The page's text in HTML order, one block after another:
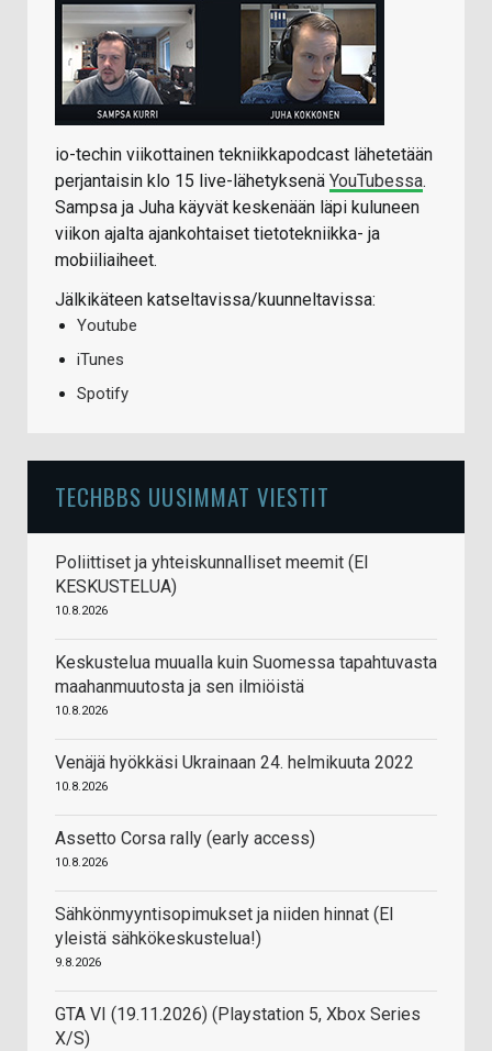
io-techin viikottainen tekniikkapodcast lähetetään
perjantaisin klo 15 live-lähetyksenä YouTubessa.
Sampsa ja Juha käyvät keskenään läpi kuluneen
viikon ajalta ajankohtaiset tietotekniikka- ja
mobiiliaiheet.
Jälkikäteen katseltavissa/kuunneltavissa:
Youtube
iTunes
Spotify
TECHBBS UUSIMMAT VIESTIT
Poliittiset ja yhteiskunnalliset meemit (EI
KESKUSTELUA)
10.8.2026
Keskustelua muualla kuin Suomessa tapahtuvasta
maahanmuutosta ja sen ilmiöistä
10.8.2026
Venäjä hyökkäsi Ukrainaan 24. helmikuuta 2022
10.8.2026
Assetto Corsa rally (early access)
10.8.2026
Sähkönmyyntisopimukset ja niiden hinnat (EI
yleistä sähkökeskustelua!)
9.8.2026
GTA VI (19.11.2026) (Playstation 5, Xbox Series
X/S)